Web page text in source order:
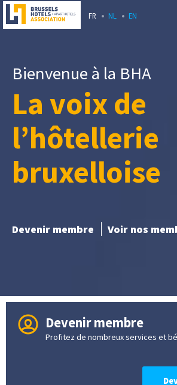
FR NL EN
Bienvenue à la BHA
La voix de
l’hôtellerie
bruxelloise
Devenir membre Voir nos
Devenir membre
Profitez de nombreux services et